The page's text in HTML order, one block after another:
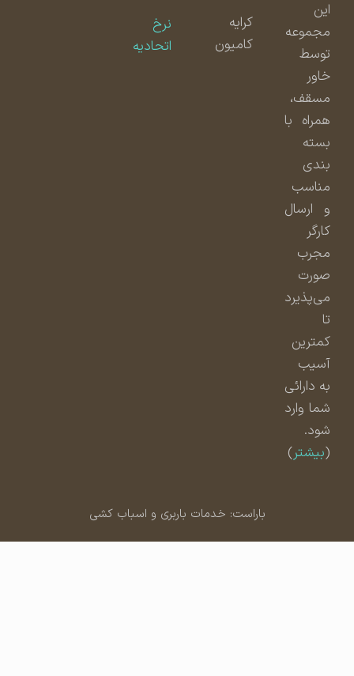
مجموعه
توسط
مسقف،
همراه با
بسته
بندی
مناسب
و ارسال
مجرب
صورت
می‌پذیرد
کمترین
آسیب
به دارائی
شما وارد
شود.
بیشتر)
کامیون
اتحادیه
باراست: خدمات باربری و اسباب کشی